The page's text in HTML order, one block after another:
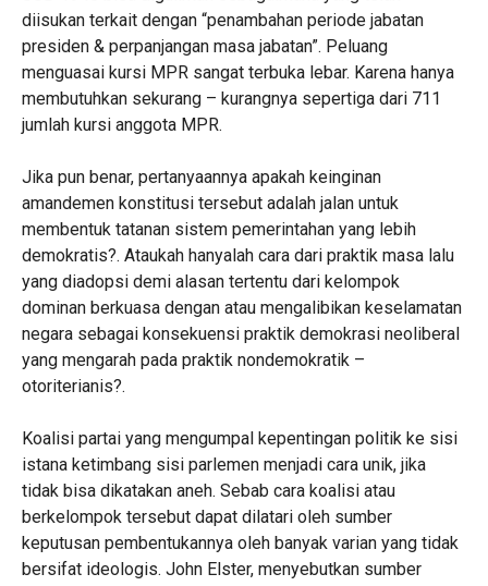
diisukan terkait dengan “penambahan periode jabatan
presiden & perpanjangan masa jabatan”. Peluang
menguasai kursi MPR sangat terbuka lebar. Karena hanya
membutuhkan sekurang – kurangnya sepertiga dari 711
jumlah kursi anggota MPR.
Jika pun benar, pertanyaannya apakah keinginan
amandemen konstitusi tersebut adalah jalan untuk
membentuk tatanan sistem pemerintahan yang lebih
demokratis?. Ataukah hanyalah cara dari praktik masa lalu
yang diadopsi demi alasan tertentu dari kelompok
dominan berkuasa dengan atau mengalibikan keselamatan
negara sebagai konsekuensi praktik demokrasi neoliberal
yang mengarah pada praktik nondemokratik –
otoriterianis?.
Koalisi partai yang mengumpal kepentingan politik ke sisi
istana ketimbang sisi parlemen menjadi cara unik, jika
tidak bisa dikatakan aneh. Sebab cara koalisi atau
berkelompok tersebut dapat dilatari oleh sumber
keputusan pembentukannya oleh banyak varian yang tidak
bersifat ideologis. John Elster, menyebutkan sumber